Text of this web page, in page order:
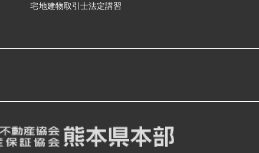
宅地建物取引士法定講習